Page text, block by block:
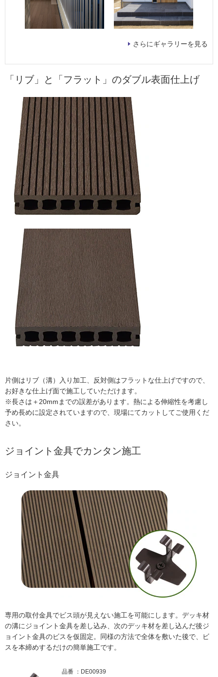
さらにギャラリーを見る
「リブ」と「フラット」のダブル表面仕上げ
片側はリブ（溝）入り加工、反対側はフラットな仕上げですので、
お好きな仕上げ面で施工していただけます。
※長さは＋20mmまでの誤差があります。熱による伸縮性を考慮し
予め長めに設定されていますので、現場にてカットしてご使用くだ
さい。
ジョイント金具でカンタン施工
ジョイント金具
専用の取付金具でビス頭が見えない施工を可能にします。デッキ材
の溝にジョイント金具を差し込み、次のデッキ材を差し込んだ後ジ
ョイント金具のビスを仮固定。同様の方法で全体を敷いた後で、ビ
スを本締めするだけの簡単施工です。
品番
DE00939